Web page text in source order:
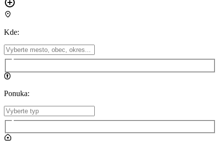
Kde:
Ponuka: